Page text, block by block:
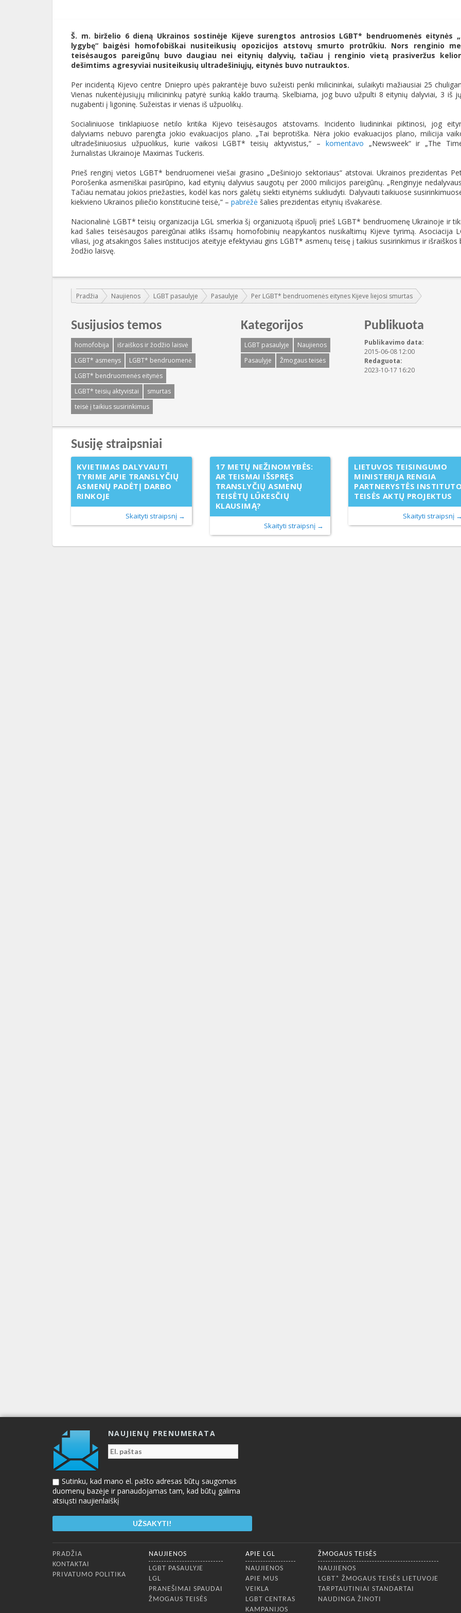
Š. m. birželio 6 dieną Ukrainos sostinėje Kijeve surengtos antrosios LGBT* bendruomenės eitynės
lygybę“ baigėsi homofobiškai nusiteikusių opozicijos atstovų smurto protrūkiu. Nors renginio
teisėsaugos pareigūnų buvo daugiau nei eitynių dalyvių, tačiau į renginio vietą prasiveržus
dešimtims agresyviai nusiteikusių ultradešiniųjų, eitynės buvo nutrauktos.
Per incidentą Kijevo centre Dniepro upės pakrantėje buvo sužeisti penki milicininkai, sulaikyti mažiausiai 25
Vienas nukentėjusiųjų milicininkų patyrė sunkią kaklo traumą. Skelbiama, jog buvo užpulti 8 eitynių dalyviai, 3 iš
nugabenti į ligoninę. Sužeistas ir vienas iš užpuolikų.
Socialiniuose tinklapiuose netilo kritika Kijevo teisėsaugos atstovams. Incidento liudininkai piktinosi, jog
dalyviams nebuvo parengta jokio evakuacijos plano. „Tai beprotiška. Nėra jokio evakuacijos plano, milicija
ultradešiniuosius užpuolikus, kurie vaikosi LGBT* teisių aktyvistus,“ – komentavo „Newsweek“ ir „The
žurnalistas Ukrainoje Maximas Tuckeris.
Prieš renginį vietos LGBT* bendruomenei viešai grasino „Dešiniojo sektoriaus“ atstovai. Ukrainos prezidentas
Porošenka asmeniškai pasirūpino, kad eitynių dalyvius saugotų per 2000 milicijos pareigūnų. „Renginyje
Tačiau nematau jokios priežasties, kodėl kas nors galėtų siekti eitynėms sukliudyti. Dalyvauti taikiuose
kiekvieno Ukrainos piliečio konstitucinė teisė,“ – pabrėžė šalies prezidentas eitynių išvakarėse.
Nacionalinė LGBT* teisių organizacija LGL smerkia šį organizuotą išpuolį prieš LGBT* bendruomenę Ukrainoje ir
kad šalies teisėsaugos pareigūnai atliks išsamų homofobinių neapykantos nusikaltimų Kijeve tyrimą. Asociacija
viliasi, jog atsakingos šalies institucijos ateityje efektyviau gins LGBT* asmenų teisę į taikius susirinkimus ir išraiškos
žodžio laisvę.
Jūs esate čia:
Pradžia Naujienos LGBT pasaulyje Pasaulyje Per LGBT* bendruomenės eitynes Kijeve liejosi smurtas
Susijusios temos
homofobija
išraiškos ir žodžio laisvė
LGBT* asmenys
LGBT* bendruomenė
LGBT* bendruomenės eitynės
LGBT* teisių aktyvistai
smurtas
teisė į taikius susirinkimus
Kategorijos
LGBT pasaulyje
Naujienos
Pasaulyje
Žmogaus teisės
Publikuota
Publikavimo data:
2015-06-08 12:00
Redaguota:
2023-10-17 16:20
Susiję straipsniai
KVIETIMAS DALYVAUTI
TYRIME APIE TRANSLYČIŲ
ASMENŲ PADĖTĮ DARBO
RINKOJE
Skaityti straipsnį →
17 METŲ NEŽINOMYBĖS:
AR TEISMAI IŠSPRĘS
TRANSLYČIŲ ASMENŲ
TEISĖTŲ LŪKESČIŲ
KLAUSIMĄ?
Skaityti straipsnį →
LIETUVOS TEISINGUMO
MINISTERIJA RENGIA
PARTNERYSTĖS
TEISĖS AKTŲ PROJEKTUS
Skaityti straipsnį
NAUJIENŲ PRENUMERATA
Sutinku, kad mano el. pašto adresas būtų saugomas
duomenų bazėje ir panaudojamas tam, kad būtų galima
atsiųsti naujienlaiškį
Apatinis meniu
PRADŽIA
KONTAKTAI
PRIVATUMO POLITIKA
NAUJIENOS
LGBT PASAULYJE
LGL
PRANEŠIMAI SPAUDAI
ŽMOGAUS TEISĖS
APIE LGL
NAUJIENOS
APIE MUS
VEIKLA
LGBT CENTRAS
KAMPANIJOS
ŽMOGAUS TEISĖS
NAUJIENOS
LGBT* ŽMOGAUS TEISĖS LIETUVOJE
TARPTAUTINIAI STANDARTAI
NAUDINGA ŽINOTI